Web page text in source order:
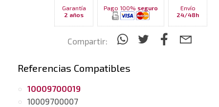
Garantía
2 años
Pago 100% seguro
Envío
24/48h
Compartir:
Referencias Compatibles
10009700019
10009700007